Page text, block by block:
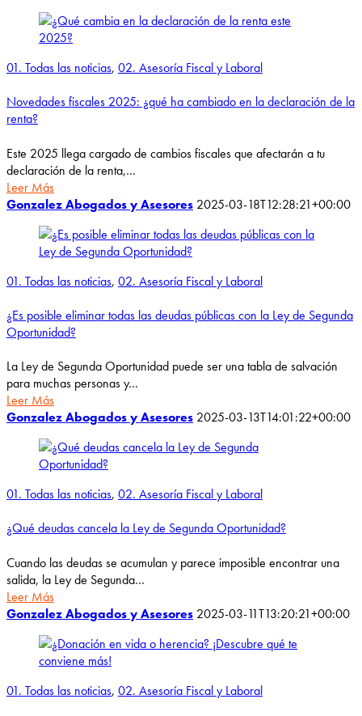
01. Todas las noticias, 02. Asesoría Fiscal y Laboral
Novedades fiscales 2025: ¿qué ha cambiado en la declaración de la
renta?
Este 2025 llega cargado de cambios fiscales que afectarán a tu
declaración de la renta,…
Leer Más
Gonzalez Abogados y Asesores 2025-03-18T12:28:21+00:00
01. Todas las noticias, 02. Asesoría Fiscal y Laboral
¿Es posible eliminar todas las deudas públicas con la Ley de Segunda
Oportunidad?
La Ley de Segunda Oportunidad puede ser una tabla de salvación
para muchas personas y…
Leer Más
Gonzalez Abogados y Asesores 2025-03-13T14:01:22+00:00
01. Todas las noticias, 02. Asesoría Fiscal y Laboral
¿Qué deudas cancela la Ley de Segunda Oportunidad?
Cuando las deudas se acumulan y parece imposible encontrar una
salida, la Ley de Segunda…
Leer Más
Gonzalez Abogados y Asesores 2025-03-11T13:20:21+00:00
01. Todas las noticias, 02. Asesoría Fiscal y Laboral